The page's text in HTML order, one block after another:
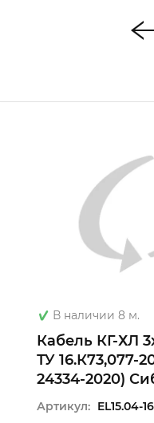
В наличии 8 м.
Кабель КГ-ХЛ
ТУ 16.К73,077-
24334-2020)
Артикул: EL15.04-